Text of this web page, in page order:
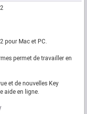
pour Mac et PC.
permet de travailler en
et de nouvelles Key
aide en ligne.